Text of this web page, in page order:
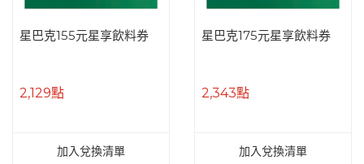
星巴克155元星享飲料券
2,129點
加入兌換清單
星巴克175元星享飲料券
2,343點
加入兌換清單